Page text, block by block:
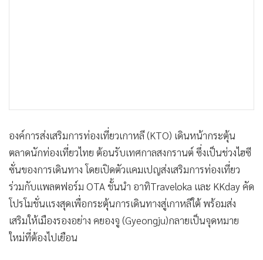
• หุ้น
• กองทุนรวม
•
Celeb Online
•
Factcheck
• ญี่ปุ่น
• News1
• Gotomanager
องค์การส่งเสริมการท่องเที่ยวเกาหลี (KTO) เดินหน้ากระตุ้น
ตลาดนักท่องเที่ยวไทย ต้อนรับเทศกาลสงกรานต์ ซึ่งเป็นช่วงไฮซี
ซั่นของการเดินทาง โดยเปิดตัวแคมเปญส่งเสริมการท่องเที่ยว
ร่วมกับแพลตฟอร์ม OTA ชั้นนำ อาทิTraveloka และ KKday คัด
โปรโมชั่นแรงสุดเพื่อกระตุ้นการเดินทางสู่เกาหลีใต้ พร้อมส่ง
เสริมให้เมืองรองอย่าง คยองจู (Gyeongju)กลายเป็นจุดหมาย
ใหม่ที่ต้องไปเยือน